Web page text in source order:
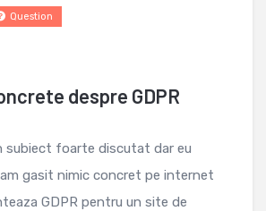
despre GDPR
Question
subiect foarte discutat dar eu
gasit nimic concret pe internet
GDPR pentru un site de